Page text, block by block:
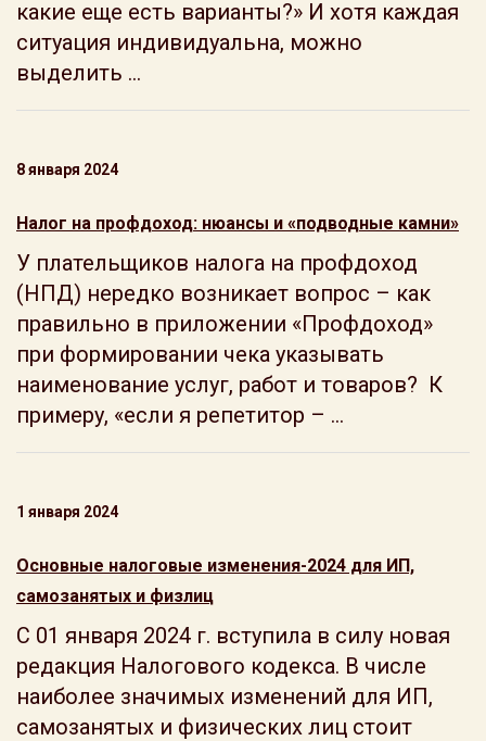
какие еще есть варианты?» И хотя каждая
ситуация индивидуальна, можно
выделить ...
8 января 2024
Налог на профдоход: нюансы и «подводные камни»
У плательщиков налога на профдоход
(НПД) нередко возникает вопрос – как
правильно в приложении «Профдоход»
при формировании чека указывать
наименование услуг, работ и товаров? К
примеру, «если я репетитор – ...
1 января 2024
Основные налоговые изменения-2024 для ИП,
самозанятых и физлиц
С 01 января 2024 г. вступила в силу новая
редакция Налогового кодекса. В числе
наиболее значимых изменений для ИП,
самозанятых и физических лиц стоит